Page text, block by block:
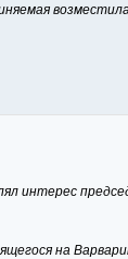
интерес
на